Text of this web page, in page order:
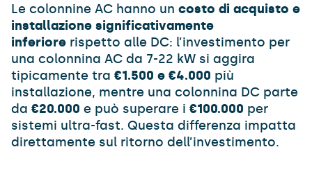
Le colonnine AC hanno un costo di acquisto e
installazione significativamente
inferiore rispetto alle DC: l’investimento per
una colonnina AC da 7-22 kW si aggira
tipicamente tra €1.500 e €4.000 più
installazione, mentre una colonnina DC parte
da €20.000 e può superare i €100.000 per
sistemi ultra-fast. Questa differenza impatta
direttamente sul ritorno dell’investimento.